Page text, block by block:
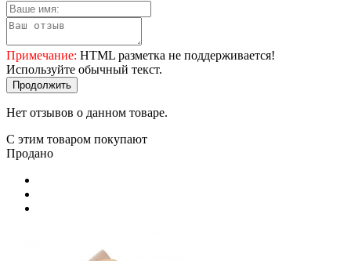
Примечание: HTML разметка не поддерживается!
Используйте обычный текст.
Продолжить
Нет отзывов о данном товаре.
С этим товаром покупают
Продано